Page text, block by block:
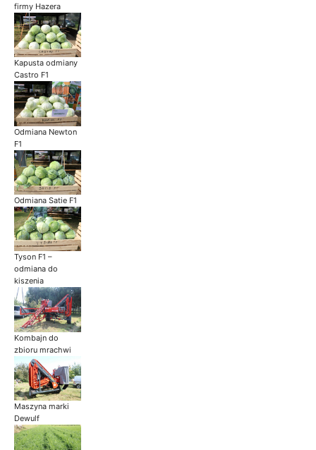
firmy Hazera
Kapusta odmiany
Castro F1
Odmiana Newton
F1
Odmiana Satie F1
Tyson F1 –
odmiana do
kiszenia
Kombajn do
zbioru mrachwi
Maszyna marki
Dewulf